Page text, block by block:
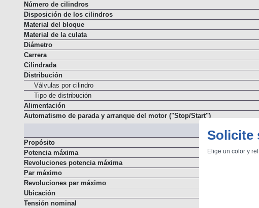
Solicite
Elige un color y
Número de cilindros
Disposición de los cilindros
Material del bloque
Material de la culata
Diámetro
Carrera
Cilindrada
Distribución
Válvulas por cilindro
Tipo de distribución
Alimentación
Automatismo de parada y arranque del motor ("Stop/Start")
Motor
Propósito
Potencia máxima
Revoluciones potencia máxima
Par máximo
Revoluciones par máximo
Ubicación
Tensión nominal